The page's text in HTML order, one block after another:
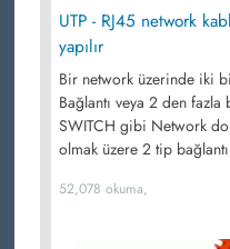
UTP - RJ45 network
yapılır
Bir network üzerinde iki
Bağlantı veya 2 den
SWITCH gibi Network
olmak üzere 2 tip
52,078 okuma,